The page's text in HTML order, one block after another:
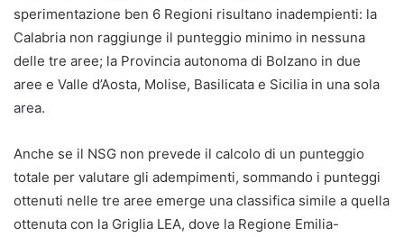
sperimentazione ben 6 Regioni risultano inadempienti: la
Calabria non raggiunge il punteggio minimo in nessuna
delle tre aree; la Provincia autonoma di Bolzano in due
aree e Valle d’Aosta, Molise, Basilicata e Sicilia in una sola
area.
Anche se il NSG non prevede il calcolo di un punteggio
totale per valutare gli adempimenti, sommando i punteggi
ottenuti nelle tre aree emerge una classifica simile a quella
ottenuta con la Griglia LEA, dove la Regione Emilia-